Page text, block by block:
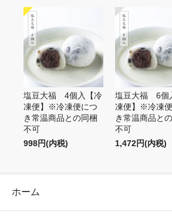
塩豆大福 4個入【冷
凍便】※冷凍便につ
き常温商品との同梱
不可
998円(内税)
塩豆大福 6個
凍便】※冷凍
き常温商品と
不可
1,472円(内税)
ホーム